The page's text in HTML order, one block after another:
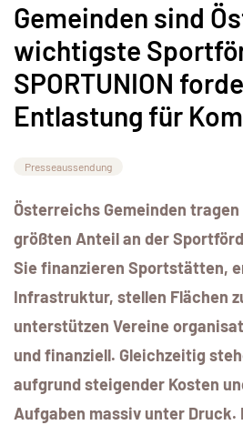
Gemeinden sind
wichtigste
SPORTUNION
Entlastung für
Presseaussendung
Österreichs Gemeinden
größten Anteil an der
Sie finanzieren Sportstätten,
Infrastruktur, stellen Flächen
unterstützen Vereine
und finanziell. Gleichzeitig
aufgrund steigender Kosten
Aufgaben massiv unter Druck.